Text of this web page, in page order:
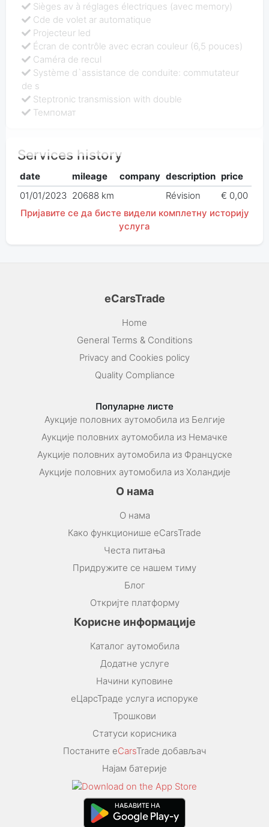
Sièges av à réglages électriques (avec memory)
Cde de volet ar automatique
Projecteur led
Écran de contrôle avec ecran couleur (6,5 pouces)
Caméra de recul
Système d`assistance de conduite: commutateur
de s
Steptronic transmission with double
Темпомат
Services history
date mileage company description price
01/01/2023 20688 km Révision
€ 0,00
Пријавите се да бисте видели комплетну историју
услуга
eCarsTrade
Home
General Terms & Conditions
Privacy and Cookies policy
Quality Compliance
Популарне листе
Аукције половних аутомобила из Белгије
Аукције половних аутомобила из Немачке
Аукције половних аутомобила из Француске
Аукције половних аутомобила из Холандије
О нама
О нама
Како функционише eCarsTrade
Честа питања
Придружите се нашем тиму
Блог
Откријте платформу
Корисне информације
Каталог аутомобила
Додатне услуге
Начини куповине
еЦарсТраде услуга испоруке
Трошкови
Статуси корисника
Постаните eCarsTrade добављач
Најам батерије